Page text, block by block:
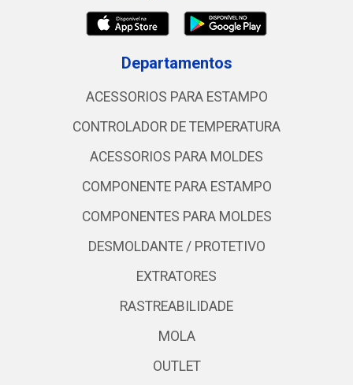
Departamentos
ACESSORIOS PARA ESTAMPO
CONTROLADOR DE TEMPERATURA
ACESSORIOS PARA MOLDES
COMPONENTE PARA ESTAMPO
COMPONENTES PARA MOLDES
DESMOLDANTE / PROTETIVO
EXTRATORES
RASTREABILIDADE
MOLA
OUTLET